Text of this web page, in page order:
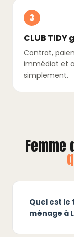
3
CLUB
Contrat,
immédiat et
simplement.
Femme
Quel est
ménage à